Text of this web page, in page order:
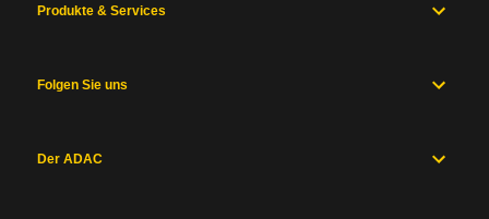
Produkte & Services
Folgen Sie uns
Der ADAC